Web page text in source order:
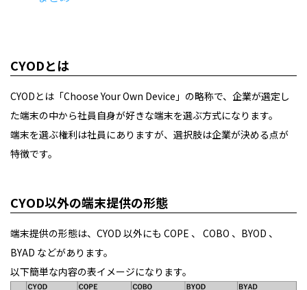
CYODとは
CYODとは「Choose Your Own Device」の略称で、企業が選定し
た端末の中から社員自身が好きな端末を選ぶ方式になります。
端末を選ぶ権利は社員にありますが、選択肢は企業が決める点が
特徴です。
CYOD以外の端末提供の形態
端末提供の形態は、CYOD 以外にも COPE 、 COBO 、BYOD 、
BYAD などがあります。
以下簡単な内容の表イメージになります。